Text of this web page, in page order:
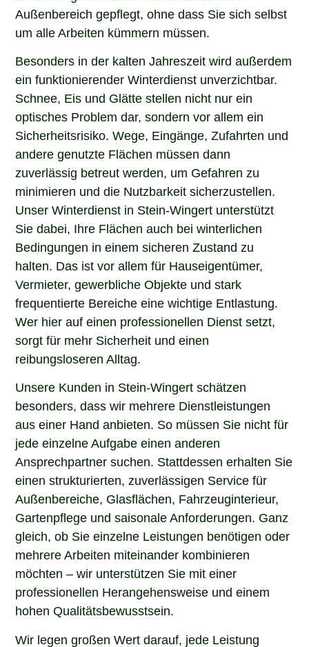
Außenbereich gepflegt, ohne dass Sie sich selbst
um alle Arbeiten kümmern müssen.
Besonders in der kalten Jahreszeit wird außerdem
ein funktionierender Winterdienst unverzichtbar.
Schnee, Eis und Glätte stellen nicht nur ein
optisches Problem dar, sondern vor allem ein
Sicherheitsrisiko. Wege, Eingänge, Zufahrten und
andere genutzte Flächen müssen dann
zuverlässig betreut werden, um Gefahren zu
minimieren und die Nutzbarkeit sicherzustellen.
Unser Winterdienst in Stein-Wingert unterstützt
Sie dabei, Ihre Flächen auch bei winterlichen
Bedingungen in einem sicheren Zustand zu
halten. Das ist vor allem für Hauseigentümer,
Vermieter, gewerbliche Objekte und stark
frequentierte Bereiche eine wichtige Entlastung.
Wer hier auf einen professionellen Dienst setzt,
sorgt für mehr Sicherheit und einen
reibungsloseren Alltag.
Unsere Kunden in Stein-Wingert schätzen
besonders, dass wir mehrere Dienstleistungen
aus einer Hand anbieten. So müssen Sie nicht für
jede einzelne Aufgabe einen anderen
Ansprechpartner suchen. Stattdessen erhalten Sie
einen strukturierten, zuverlässigen Service für
Außenbereiche, Glasflächen, Fahrzeuginterieur,
Gartenpflege und saisonale Anforderungen. Ganz
gleich, ob Sie einzelne Leistungen benötigen oder
mehrere Arbeiten miteinander kombinieren
möchten – wir unterstützen Sie mit einer
professionellen Herangehensweise und einem
hohen Qualitätsbewusstsein.
Wir legen großen Wert darauf, jede Leistung